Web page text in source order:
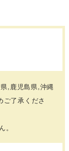
,鹿児島県,沖縄
了承くださ